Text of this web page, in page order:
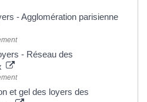
- Agglomération parisienne
- Réseau des
et gel des loyers des